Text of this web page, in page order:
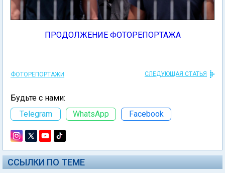
ПРОДОЛЖЕНИЕ ФОТОРЕПОРТАЖА
ФОТОРЕПОРТАЖИ СЛЕДУЮЩАЯ СТАТЬЯ
Будьте с нами:
Telegram
WhatsApp Facebook
ССЫЛКИ ПО ТЕМЕ